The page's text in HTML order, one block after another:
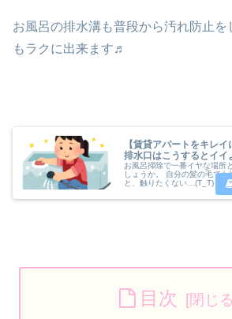
お風呂の排水溝も普段から汚れ防止を
もラクに出来ます♬
【賃貸アパートをキレ
排水口はこうするとイイ
お風呂掃除で一番イヤな場所
しょうか。 自分の髪の毛で
と、触りたくない…(T_T) 引
ょが導き出した排水口対策を
アパートをキレイに使うため
目次